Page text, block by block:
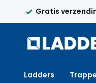
Gratis
Ladders